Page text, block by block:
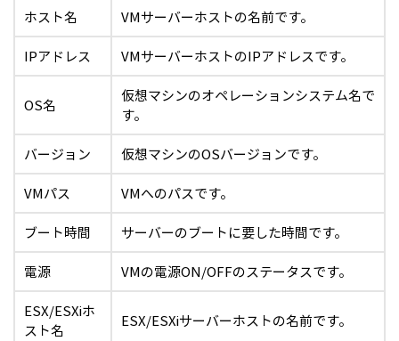
ホスト名
VMサーバーホストの名前です。
IPアドレス
VMサーバーホストのIPアドレスです。
OS名
仮想マシンのオペレーションシステム名で
す。
バージョン
仮想マシンのOSバージョンです。
VMパス
VMへのパスです。
ブート時間
サーバーのブートに要した時間です。
電源
VMの電源ON/OFFのステータスです。
ESX/ESXiホ
スト名
ESX/ESXiサーバーホストの名前です。